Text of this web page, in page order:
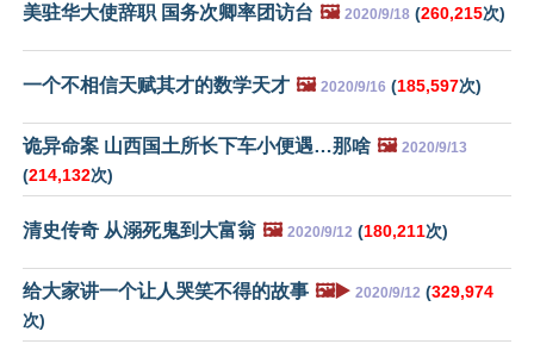
美驻华大使辞职 国务次卿率团访台 🖼️ 2020/9/18 (260,215次)
一个不相信天赋其才的数学天才 🖼️ 2020/9/16 (185,597次)
诡异命案 山西国土所长下车小便遇…那啥 🖼️ 2020/9/13
(214,132次)
清史传奇 从溺死鬼到大富翁 🖼️ 2020/9/12 (180,211次)
给大家讲一个让人哭笑不得的故事 🖼️▶️ 2020/9/12 (329,974
次)